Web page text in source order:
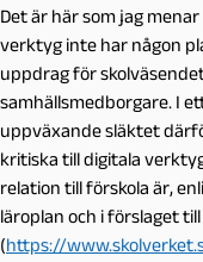
Det är här som jag
verktyg inte har någon
uppdrag för
samhällsmedborgare. I
uppväxande släktet
kritiska till digitala
relation till förskola är,
läroplan och i förslaget
(https://